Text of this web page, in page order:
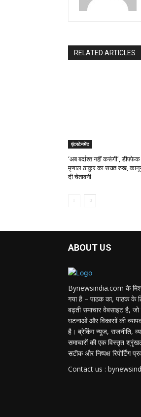
RELATED ARTICLES
एंटरटेनमेंट
‘अब बर्दाश्त नहीं करूंगी’, डीपफेक
मृणाल ठाकुर का सख्त रुख,
दी चेतावनी
ABOUT US
Bynewsindia.com के
गया है – पाठक का, पाठक के
बढ़ती समाचार वेबसाइट है,
घटनाओं और विकासों की
है। ब्रेकिंग न्यूज, राजनीति,
समाचारों की एक विस्तृत
सटीक और निष्पक्ष रिपोर्टिंग
Contact us :